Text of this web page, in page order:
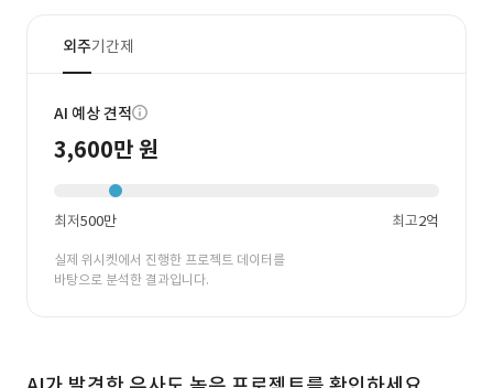
외주기간제
AI 예상 견적
3,600만 원
최저500만 최고2억
실제 위시켓에서 진행한 프로젝트 데이터를
바탕으로 분석한 결과입니다.